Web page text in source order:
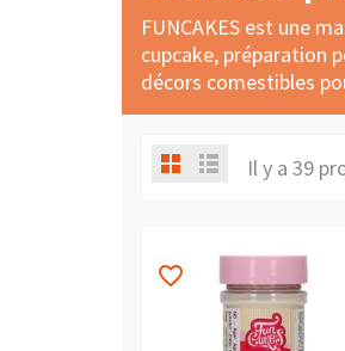
FUNCAKES est une
cupcake, préparation
décors comestibles
Il y a 39
favorite_border